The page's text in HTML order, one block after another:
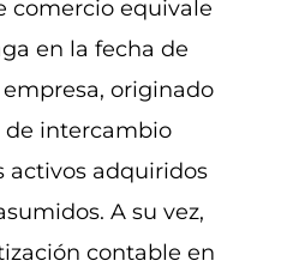
comercio equivale
en la fecha de
originado
de intercambio
activos adquiridos
A su vez,
contable en